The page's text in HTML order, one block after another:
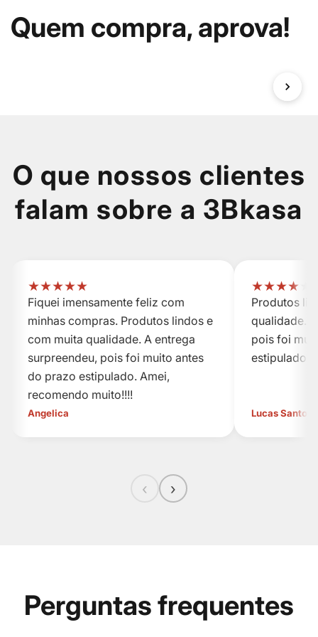
Quem compra, aprova!
O que nossos clientes
falam sobre a 3Bkasa
★★★★★
Fiquei imensamente feliz com
minhas compras. Produtos lindos e
com muita qualidade. A entrega
surpreendeu, pois foi muito antes
do prazo estipulado. Amei,
recomendo muito!!!!
Angelica
★★★★
Produtos
qualidade.
pois foi
estipulado.
Lucas Santos
‹ ›
Perguntas frequentes